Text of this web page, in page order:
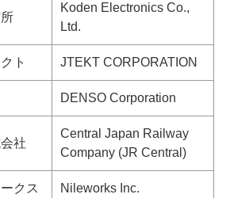
Koden Electronics Co.,
Ltd.
ト JTEKT CORPORATION
DENSO Corporation
社
Central Japan Railway
Company (JR Central)
クス Nileworks Inc.